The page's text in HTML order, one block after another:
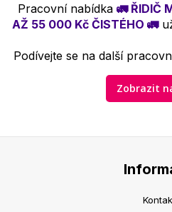
Pracovní nabídka 🚛 ŘIDIČ
AŽ 55 000 Kč ČISTÉHO 🚛
Podívejte se na další
Zobrazit